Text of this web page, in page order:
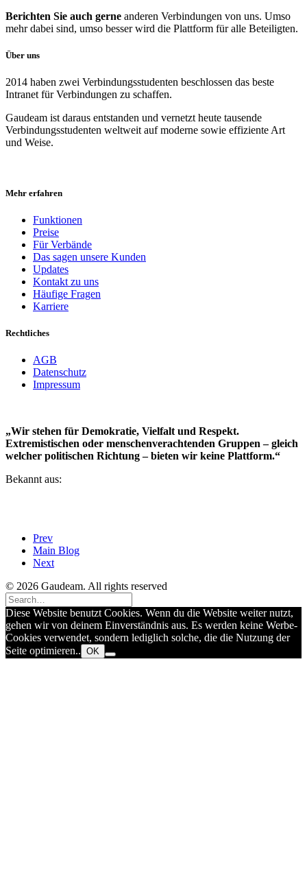
Berichten Sie auch gerne anderen Verbindungen von uns. Umso
mehr dabei sind, umso besser wird die Plattform für alle Beteiligten.
Über uns
2014 haben zwei Verbindungsstudenten beschlossen das beste
Intranet für Verbindungen zu schaffen.
Gaudeam ist daraus entstanden und vernetzt heute tausende
Verbindungsstudenten weltweit auf moderne sowie effiziente Art
und Weise.
Mehr erfahren
Funktionen
Preise
Für Verbände
Das sagen unsere Kunden
Updates
Kontakt zu uns
Häufige Fragen
Karriere
Rechtliches
AGB
Datenschutz
Impressum
„Wir stehen für Demokratie, Vielfalt und Respekt.
Extremistischen oder menschenverachtenden Gruppen – gleich
welcher politischen Richtung – bieten wir keine Plattform.“
Bekannt aus:
Prev
Main Blog
Next
© 2026 Gaudeam. All rights reserved
Diese Website benutzt Cookies. Wenn du die Website weiter nutzt,
gehen wir von deinem Einverständnis aus. Es werden keine Werbe-
Cookies verwendet, sondern lediglich solche, die die Nutzung der
Seite optimieren.. OK